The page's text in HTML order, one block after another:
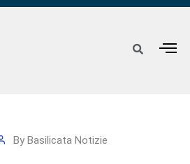
By Basilicata Notizie